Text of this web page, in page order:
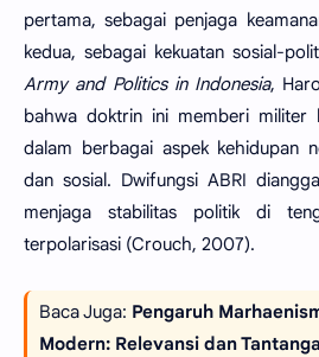
pertama, sebagai penjaga
kedua, sebagai kekuatan sosial-
Army and Politics in Indonesia,
bahwa doktrin ini memberi militer
dalam berbagai aspek kehidupan
dan sosial. Dwifungsi ABRI
menjaga stabilitas politik di
terpolarisasi (Crouch, 2007).
Baca Juga: Pengaruh
Modern: Relevansi dan